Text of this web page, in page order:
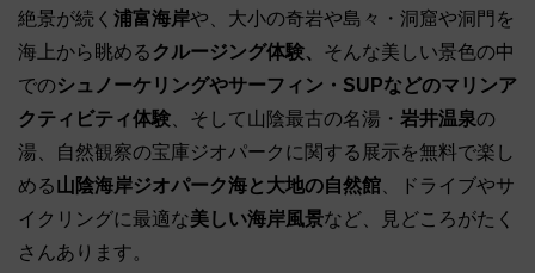
絶景が続く 浦富海岸や、大小の奇岩や島々・洞窟や洞門を
海上から眺める クルージング体験、 そんな美しい景色の中
でのシュノーケリングやサーフィン・SUPなどのマリンア
クティビティ体験 、そして山陰最古の名湯・ 岩井温泉の
湯、自然観察の宝庫ジオパークに関する展示を無料で楽し
める山陰海岸ジオパーク海と大地の自然館 、ドライブやサ
イクリングに最適な美しい海岸風景など、見どころがたく
さんあります。